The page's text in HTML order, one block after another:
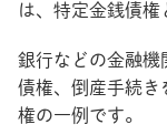
は、特定金銭債権
銀行などの金融機
債権、倒産手続き
権の一例です。